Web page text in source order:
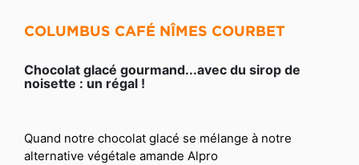
COLUMBUS CAFÉ NÎMES COURBET
Chocolat glacé gourmand...avec du sirop de
noisette : un régal !
Quand notre chocolat glacé se mélange à notre
alternative végétale amande Alpro